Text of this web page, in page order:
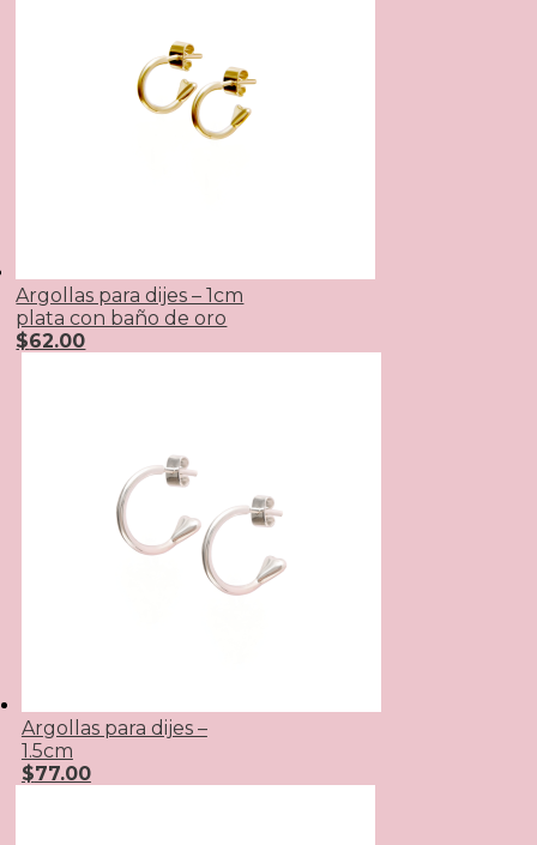
Argollas para dijes – 1cm
plata con baño de oro
$62.00
Argollas para dijes –
1.5cm
$77.00